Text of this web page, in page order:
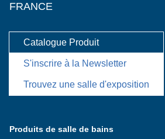
FRANCE
Catalogue Produit
S'inscrire à la Newsletter
Trouvez une salle d'exposition
Produits de salle de bains